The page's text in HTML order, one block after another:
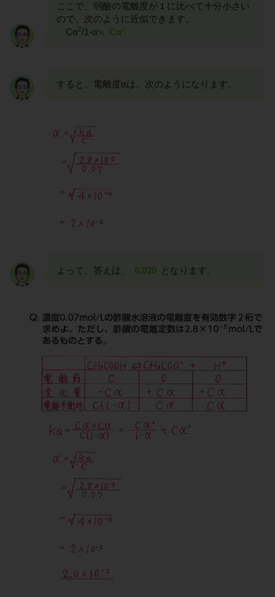
ここで、弱酸の電離度が１に比べて十分小さい
ので、次のように近似できます。
Cα2/1-α≒ Cα2
すると、電離度αは、次のようになります。
よって、答えは、 0.020 となります。